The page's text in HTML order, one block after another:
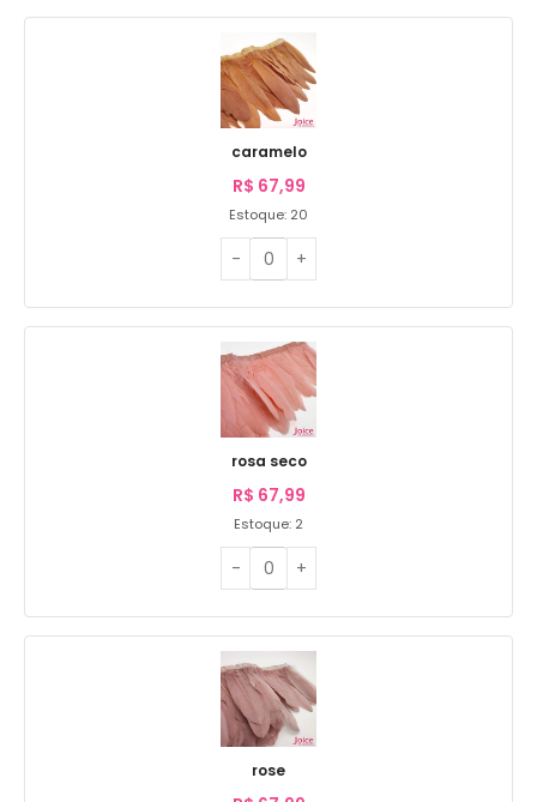
caramelo
R$ 67,99
Estoque: 20
rosa seco
R$ 67,99
Estoque: 2
rose